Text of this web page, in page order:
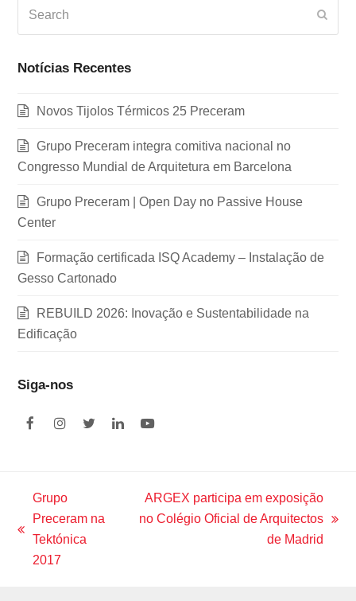
Notícias Recentes
Novos Tijolos Térmicos 25 Preceram
Grupo Preceram integra comitiva nacional no
Congresso Mundial de Arquitetura em Barcelona
Grupo Preceram | Open Day no Passive House
Center
Formação certificada ISQ Academy – Instalação de
Gesso Cartonado
REBUILD 2026: Inovação e Sustentabilidade na
Edificação
Siga-nos
F
o
o
k
I
g
a
m
T
L
Y
b
previous
post:
Grupo
Preceram na
Tektónica
2017
ARGEX participa em exposição
no Colégio Oficial de Arquitectos
de Madrid